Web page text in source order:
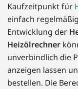
Kaufzeitpunkt für
einfach
Entwicklung der
Heizölrechner
unverbindlich die
anzeigen lassen
bestellen. Die